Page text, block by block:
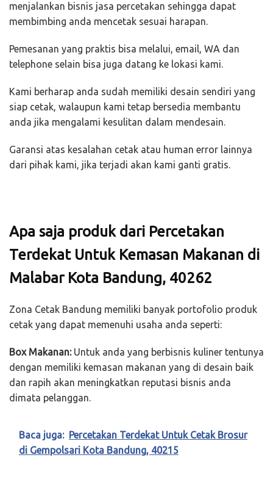
menjalankan bisnis jasa percetakan sehingga dapat
membimbing anda mencetak sesuai harapan.
Pemesanan yang praktis bisa melalui, email, WA dan
telephone selain bisa juga datang ke lokasi kami.
Kami berharap anda sudah memiliki desain sendiri yang
siap cetak, walaupun kami tetap bersedia membantu
anda jika mengalami kesulitan dalam mendesain.
Garansi atas kesalahan cetak atau human error lainnya
dari pihak kami, jika terjadi akan kami ganti gratis.
Apa saja produk dari Percetakan
Terdekat Untuk Kemasan Makanan di
Malabar Kota Bandung, 40262
Zona Cetak Bandung memiliki banyak portofolio produk
cetak yang dapat memenuhi usaha anda seperti:
Box Makanan:Untuk anda yang berbisnis kuliner tentunya
dengan memiliki kemasan makanan yang di desain baik
dan rapih akan meningkatkan reputasi bisnis anda
dimata pelanggan.
Baca juga: Percetakan Terdekat Untuk Cetak Brosur
di Gempolsari Kota Bandung, 40215